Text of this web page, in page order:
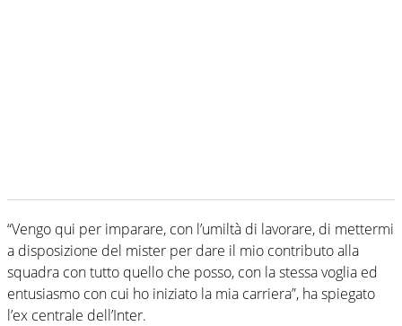
“Vengo qui per imparare, con l’umiltà di lavorare, di mettermi
a disposizione del mister per dare il mio contributo alla
squadra con tutto quello che posso, con la stessa voglia ed
entusiasmo con cui ho iniziato la mia carriera”, ha spiegato
l’ex centrale dell’Inter.